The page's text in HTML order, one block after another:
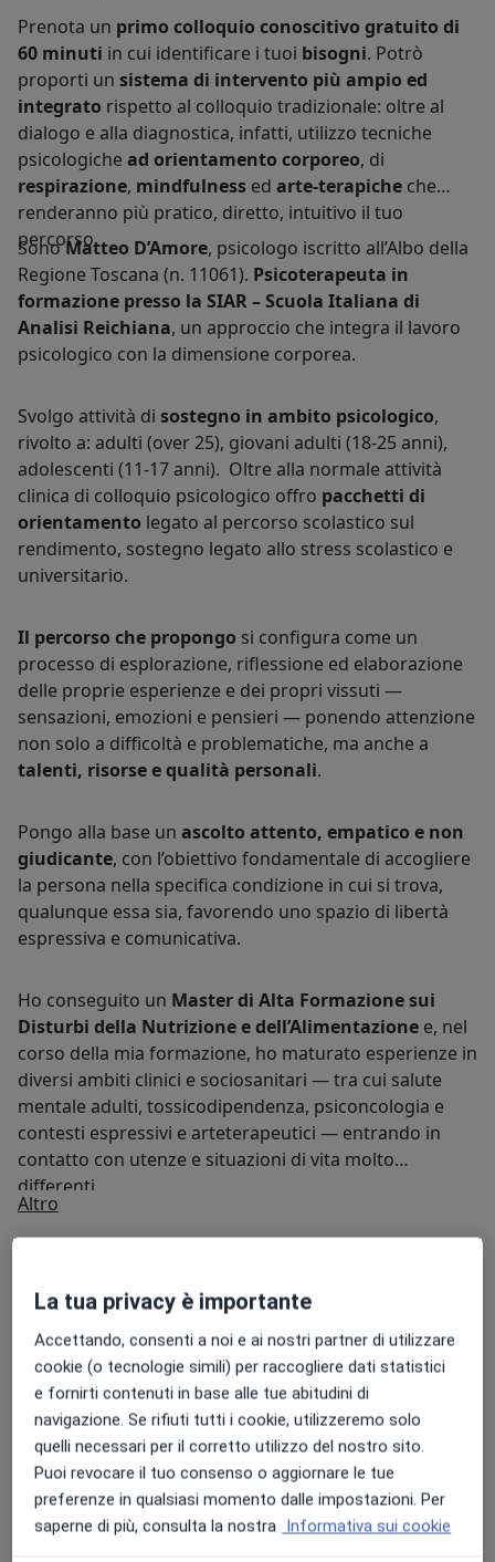
Prenota un primo colloquio conoscitivo gratuito di
60 minuti in cui identificare i tuoi bisogni. Potrò
proporti un sistema di intervento più ampio ed
integrato rispetto al colloquio tradizionale: oltre al
dialogo e alla diagnostica, infatti, utilizzo tecniche
psicologiche ad orientamento corporeo, di
respirazione, mindfulness ed arte-terapiche che
renderanno più pratico, diretto, intuitivo il tuo
percorso.
SonoMatteo D’Amore, psicologo iscritto all’Albo della
Regione Toscana (n. 11061). Psicoterapeuta in
formazione presso la SIAR – Scuola Italiana di
Analisi Reichiana, un approccio che integra il lavoro
psicologico con la dimensione corporea.
Svolgo attività di sostegno in ambito psicologico,
rivolto a: adulti (over 25), giovani adulti (18-25 anni),
adolescenti (11-17 anni). Oltre alla normale attività
clinica di colloquio psicologico offro pacchetti di
orientamento legato al percorso scolastico sul
rendimento, sostegno legato allo stress scolastico e
universitario.
Il percorso che propongo si configura come un
processo di esplorazione, riflessione ed elaborazione
delle proprie esperienze e dei propri vissuti —
sensazioni, emozioni e pensieri — ponendo attenzione
non solo a difficoltà e problematiche, ma anche a
talenti, risorse e qualità personali.
Pongo alla base un ascolto attento, empatico e non
giudicante, con l’obiettivo fondamentale di accogliere
la persona nella specifica condizione in cui si trova,
qualunque essa sia, favorendo uno spazio di libertà
espressiva e comunicativa.
Ho conseguito un Master di Alta Formazione sui
Disturbi della Nutrizione e dell’Alimentazione e, nel
corso della mia formazione, ho maturato esperienze in
diversi ambiti clinici e sociosanitari — tra cui salute
mentale adulti, tossicodipendenza, psiconcologia e
contesti espressivi e arteterapeutici — entrando in
contatto con utenze e situazioni di vita molto
differenti.
Altro
Approccio terapeutico
Aree di competenza principali:
Psicologia clinica
Psicosomatica
Psicologia clinica-dinamica
Principali patologie trattate
Disturbi del comportamento alimentare (DCA)
Disturbo d'ansia generalizzato
Autostima
Bullismo
Disturbi dell'umore +35
La tua privacy è importante
Accettando, consenti a noi e ai nostri partner di utilizzare
cookie (o tecnologie simili) per raccogliere dati statistici
e fornirti contenuti in base alle tue abitudini di
navigazione. Se rifiuti tutti i cookie, utilizzeremo solo
quelli necessari per il corretto utilizzo del nostro sito.
Puoi revocare il tuo consenso o aggiornare le tue
preferenze in qualsiasi momento dalle impostazioni. Per
saperne di più, consulta la nostra Informativa sui cookie